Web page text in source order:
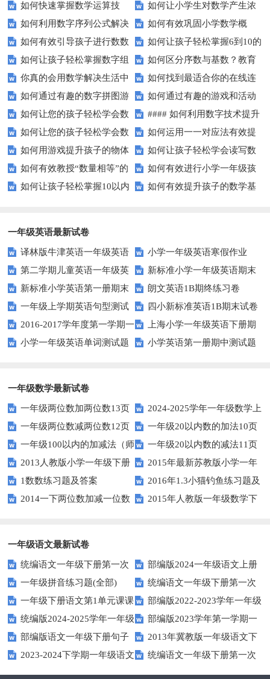
逻辑思维能力？
减法？家长必看的实用技巧！
如何快速掌握数学运算技
巧？四则运算实战指南
如何让小学生对数学产生浓
厚兴趣？趣味数学活动大揭秘！
如何利用数字序列公式解决
复杂数学问题？
如何有效巩固小学数学概
念？
如何有效引导孩子进行数数
练习？家长必看的五大技巧
如何让孩子轻松掌握6到10的
数字读写？
如何让孩子轻松掌握数字组
成的奥秘？
如何区分序数与基数？教育
中这些知识点要知道！
你真的会用数学解决生活中
的难题吗？
如何找到最适合你的在线连
线游戏？
如何通过有趣的数字拼图游
戏提升孩子的数学能力？
如何通过有趣的游戏和活动
提升孩子的数字顺序技能？
如何让您的孩子轻松学会数
字大小比较？
#### 如何利用数字技术提升
在线学习效果？
如何让您的孩子轻松学会数
字大小比较？
如何运用一一对应法有效提
升学习效率？
如何用游戏提升孩子的物体
数量比较能力？
如何让孩子轻松学会读写数
字？试试这些有趣的方法！
如何有效教授“数量相等”的
概念？——提升孩子的数学思维
如何有效进行小学一年级孩
子的数学练习？
如何让孩子轻松掌握10以内
如何有效提升孩子的数学基
一年级英语最新试卷
译林版牛津英语一年级英语
1AB测试卷
小学一年级英语寒假作业
第二学期儿童英语一年级英
语期末试卷
新标准小学一年级英语期末
质量检测题
新标准小学英语第一册期末
测试题
朗文英语1B期终练习卷
一年级上学期英语句型测试
题
四小新标准英语1B期末试卷
2016-2017学年度第一学期一
起一年级英语期中试卷
上海小学一年级英语下册期
中试卷
小学一年级英语单词测试题 小学英语第一册期中测试题
一年级数学最新试卷
一年级两位数加两位数13页
2024-2025学年一年级数学上
册期末素养测评卷（考试版A4
人教版）
一年级两位数减两位数12页
一年级20以内数的加法10页
一年级100以内的加减法（师
版）
一年级20以内数的减法11页
2013人教版小学一年级下册
第三单元整理与复习（一）练习
题
2015年最新苏教版小学一年
级数学下册第一次月考试卷
1数数练习题及答案
2016年1.3小猫钓鱼练习题及
答案
2014一下两位数加减一位数
2015年人教版一年级数学下
一年级语文最新试卷
统编语文一年级下册第一次
月考测试题7
部编版2024一年级语文上册
第一单元检测卷
一年级拼音练习题(全部)
统编语文一年级下册第一次
月考测试题6
一年级下册语文第1单元课课
练
部编版2022-2023学年一年级
语文下册期中复习卷
统编版2024-2025学年一年级
语文上册期末巩固测试卷
部编版2023学年第一学期一
年级语文期中综合试卷
部编版语文一年级下册句子
专项训练
2013年冀教版一年级语文下
期末测试卷及答案
2023-2024下学期一年级语文
下册期末测试卷
统编语文一年级下册第一次
月考测试题4（无答案）